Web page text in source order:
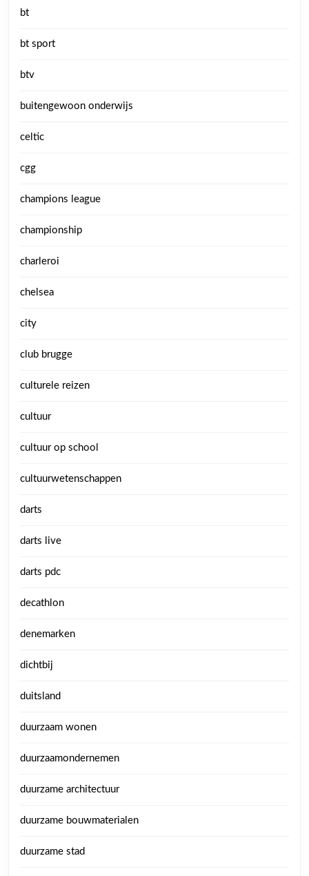
bt
bt sport
btv
buitengewoon onderwijs
celtic
cgg
champions league
championship
charleroi
chelsea
city
club brugge
culturele reizen
cultuur
cultuur op school
cultuurwetenschappen
darts
darts live
darts pdc
decathlon
denemarken
dichtbij
duitsland
duurzaam wonen
duurzaamondernemen
duurzame architectuur
duurzame bouwmaterialen
duurzame stad